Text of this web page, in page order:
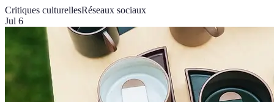
Critiques culturellesRéseaux sociaux
Jul 6